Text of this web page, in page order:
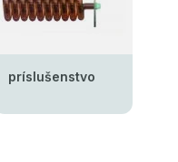
príslušenstvo